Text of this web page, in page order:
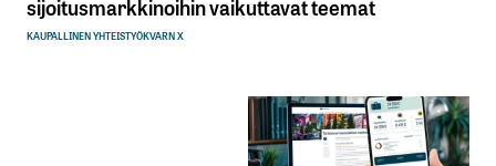
sijoitusmarkkinoihin vaikuttavat teemat
KAUPALLINEN YHTEISTYÖKVARN X